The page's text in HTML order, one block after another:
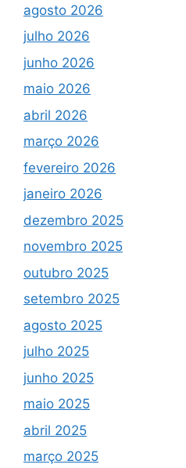
agosto 2026
julho 2026
junho 2026
maio 2026
abril 2026
março 2026
fevereiro 2026
janeiro 2026
dezembro 2025
novembro 2025
outubro 2025
setembro 2025
agosto 2025
julho 2025
junho 2025
maio 2025
abril 2025
março 2025